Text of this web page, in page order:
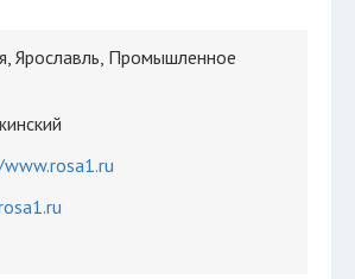
Ярославль, Промышленное